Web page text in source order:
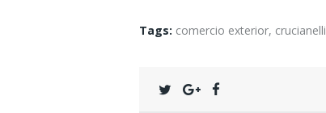
Tags: comercio exterior, crucianelli